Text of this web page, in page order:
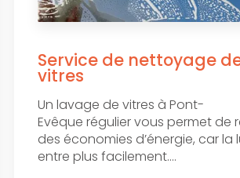
Service de nettoyage
vitres
Un lavage de vitres à Pont-
Evêque régulier vous permet de
des économies d’énergie, car la
entre plus facilement....